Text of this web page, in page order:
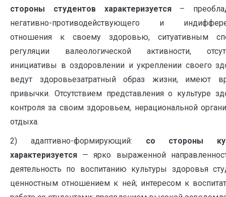
стороны студентов характеризуется–
негативно-противодействующего и
отношения к своему здоровью, ситуативным
регуляции валеологической активности,
инициативы в оздоровлении и укреплении своего
ведут здоровьезатратный образ жизни, имеют
привычки. Отсутствием представления о культуре
контроля за своим здоровьем, нерациональной
отдыха.
2) адаптивно-формирующий: со стороны
характеризуется — ярко выраженной
деятельность по воспитанию культуры здоровья
ценностным отношением к ней; интересом к